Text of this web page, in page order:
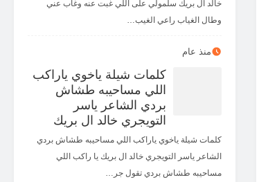
خالد آل بريك سلمولي على اللي غبت عنه وغاب عني
وطال الغياب راعي الغيب…
منذ عام
كلمات شيلة ياخوي ياراكب
اللي مساحيبه طشاش
بردي الشاعر ياسر
التويجري خالد ال بريك
كلمات شيلة ياخوي ياراكب اللي مساحيبه طشاش بردي
الشاعر ياسر التويجري خالد ال بريك يا راكب اللي
مساحيبه طشاش بردي تقول جر…